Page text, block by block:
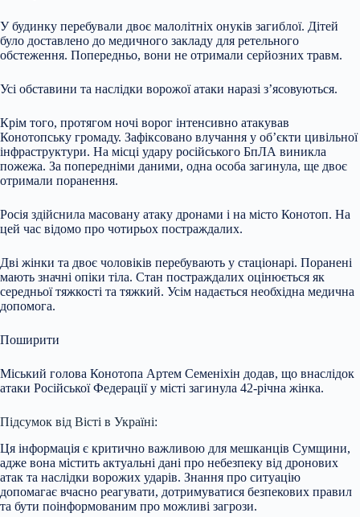
У будинку перебували двоє малолітніх онуків загиблої. Дітей
було доставлено до медичного закладу для ретельного
обстеження. Попередньо, вони не отримали серйозних травм.
Усі обставини та наслідки ворожої атаки наразі з’ясовуються.
Крім того, протягом ночі ворог інтенсивно атакував
Конотопську громаду. Зафіксовано влучання у об’єкти цивільної
інфраструктури. На місці удару російського БпЛА виникла
пожежа. За попередніми даними, одна особа загинула, ще двоє
отримали поранення.
Росія здійснила масовану атаку дронами і на місто Конотоп. На
цей час відомо про чотирьох постраждалих.
Дві жінки та двоє чоловіків перебувають у стаціонарі. Поранені
мають значні опіки тіла. Стан постраждалих оцінюється як
середньої тяжкості та тяжкий. Усім надається необхідна медична
допомога.
Поширити
Міський голова Конотопа Артем Семеніхін додав, що внаслідок
атаки Російської Федерації у місті загинула 42-річна жінка.
Підсумок від Вісті в Україні:
Ця інформація є критично важливою для мешканців Сумщини,
адже вона містить актуальні дані про небезпеку від дронових
атак та наслідки ворожих ударів. Знання про ситуацію
допомагає вчасно реагувати, дотримуватися безпекових правил
та бути поінформованим про можливі загрози.